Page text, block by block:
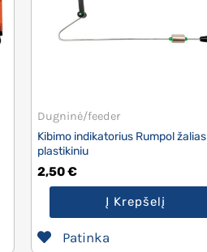
Dugninė/feeder
Kibimo indikatorius Rumpol žalias
plastikiniu
2,50€
Į Krepšelį
Patinka